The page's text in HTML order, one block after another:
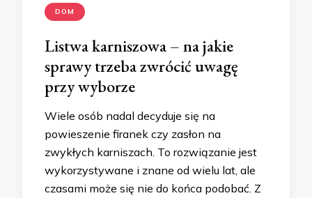
DOM
Listwa karniszowa – na jakie
sprawy trzeba zwrócić uwagę
przy wyborze
Wiele osób nadal decyduje się na
powieszenie firanek czy zasłon na
zwykłych karniszach. To rozwiązanie jest
wykorzystywane i znane od wielu lat, ale
czasami może się nie do końca podobać. Z